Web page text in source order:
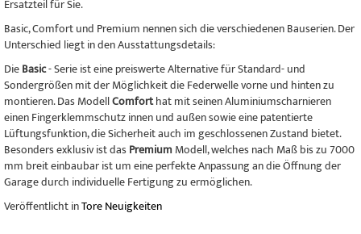
Ersatzteil für Sie.
Basic, Comfort und Premium nennen sich die verschiedenen Bauserien. Der
Unterschied liegt in den Ausstattungsdetails:
DieBasic- Serie ist eine preiswerte Alternative für Standard- und
Sondergrößen mit der Möglichkeit die Federwelle vorne und hinten zu
montieren. Das ModellComforthat mit seinen Aluminiumscharnieren
einen Fingerklemmschutz innen und außen sowie eine patentierte
Lüftungsfunktion, die Sicherheit auch im geschlossenen Zustand bietet.
Besonders exklusiv ist dasPremiumModell, welches nach Maß bis zu 7000
mm breit einbaubar ist um eine perfekte Anpassung an die Öffnung der
Garage durch individuelle Fertigung zu ermöglichen.
Veröffentlicht inTore Neuigkeiten